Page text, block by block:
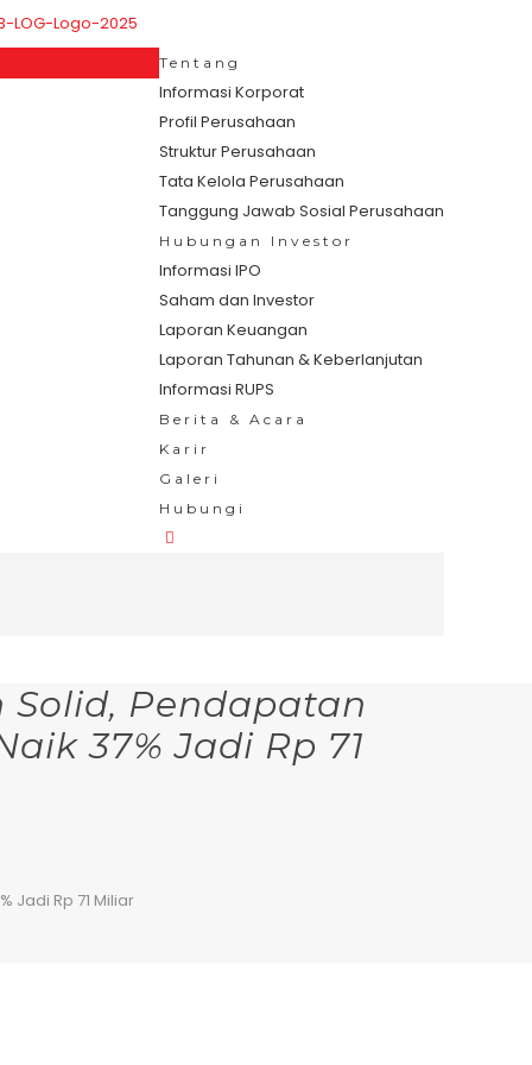
Tentang
Informasi Korporat
Profil Perusahaan
Struktur Perusahaan
Tata Kelola Perusahaan
Tanggung Jawab Sosial Perusahaan
Hubungan Investor
Informasi IPO
Saham dan Investor
Laporan Keuangan
Laporan Tahunan & Keberlanjutan
Informasi RUPS
Berita & Acara
Karir
Galeri
Hubungi
Solid, Pendapatan
37% Jadi Rp 71
Jadi Rp 71 Miliar